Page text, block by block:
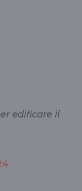
edificare il